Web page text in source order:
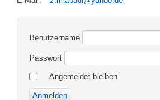
Benutzername
Passwort
Angemeldet bleiben